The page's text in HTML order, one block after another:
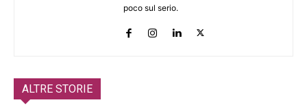
poco sul serio.
ALTRE STORIE